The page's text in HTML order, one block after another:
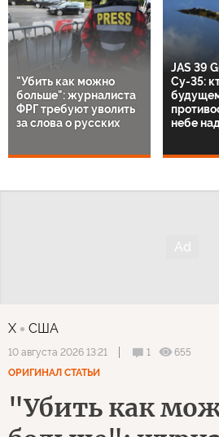
"Убить как можно
больше": журналиста
ФРГ требуют уволить
за слова о русских
JAS 39
Су-35:
небе
X США
10 августа 2026 13:21 1
655
ОРИГИНАЛ СТАТЬИ
"Убить как